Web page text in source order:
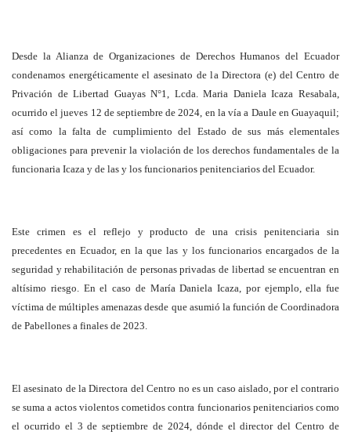
Desde la Alianza de Organizaciones de Derechos Humanos del Ecuador
condenamos energéticamente el asesinato de la Directora (e) del Centro de
Privación de Libertad Guayas N°1, Lcda. Maria Daniela Icaza Resabala,
ocurrido el jueves 12 de septiembre de 2024, en la vía a Daule en Guayaquil;
así como la falta de cumplimiento del Estado de sus más elementales
obligaciones para prevenir la violación de los derechos fundamentales de la
funcionaria Icaza y de las y los funcionarios penitenciarios del Ecuador.
Este crimen es el reflejo y producto de una crisis penitenciaria sin
precedentes en Ecuador, en la que las y los funcionarios encargados de la
seguridad y rehabilitación de personas privadas de libertad se encuentran en
altísimo riesgo. En el caso de María Daniela Icaza, por ejemplo, ella fue
víctima de múltiples amenazas desde que asumió la función de Coordinadora
de Pabellones a finales de 2023.
El asesinato de la Directora del Centro no es un caso aislado, por el contrario
se suma a actos violentos cometidos contra funcionarios penitenciarios como
el ocurrido el 3 de septiembre de 2024, dónde el director del Centro de